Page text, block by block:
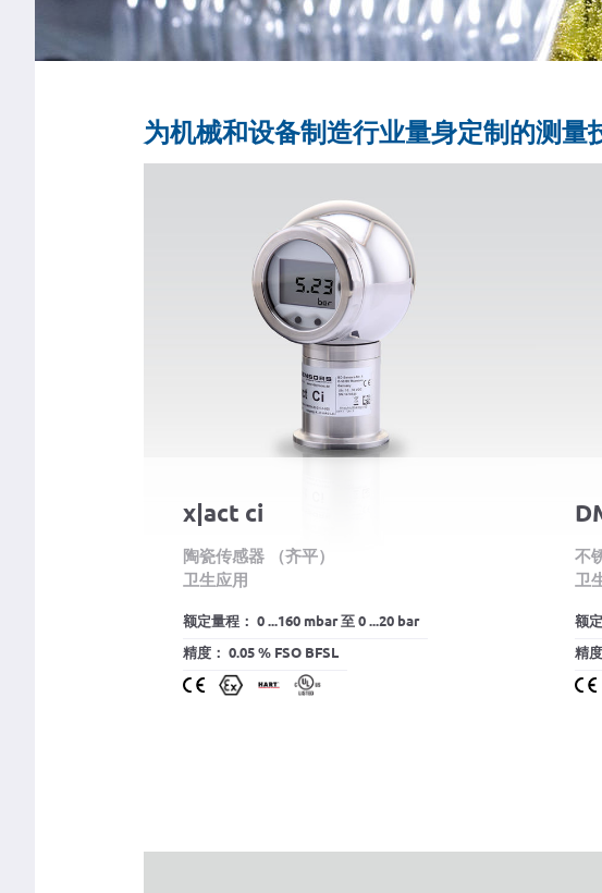
为机械和设备制造行业量身定制的测量
x|act ci
陶瓷传感器 （齐平）
卫生应用
额定量程： 0 ...160 mbar 至 0 ...20 bar
精度： 0.05 % FSO BFSL
不
卫
额
精